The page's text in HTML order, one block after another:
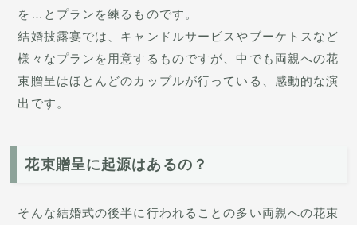
を…とプランを練るものです。
結婚披露宴では、キャンドルサービスやブーケトスなど
様々なプランを用意するものですが、中でも両親への花
束贈呈はほとんどのカップルが行っている、感動的な演
出です。
花束贈呈に起源はあるの？
そんな結婚式の後半に行われることの多い両親への花束